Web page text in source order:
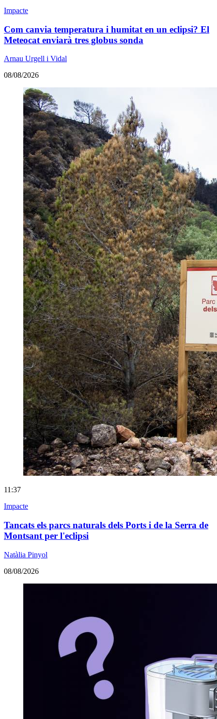
Impacte
Com canvia temperatura i humitat en un eclipsi? El
Meteocat enviarà tres globus sonda
Arnau Urgell i Vidal
08/08/2026
11:37
Impacte
Tancats els parcs naturals dels Ports i de la Serra de
Montsant per l'eclipsi
Natàlia Pinyol
08/08/2026